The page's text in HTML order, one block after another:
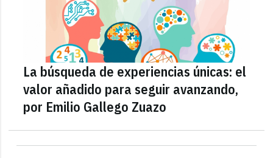
La búsqueda de experiencias únicas: el
valor añadido para seguir avanzando,
por Emilio Gallego Zuazo